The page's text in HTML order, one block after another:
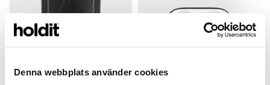
Denna webbplats använder cookies